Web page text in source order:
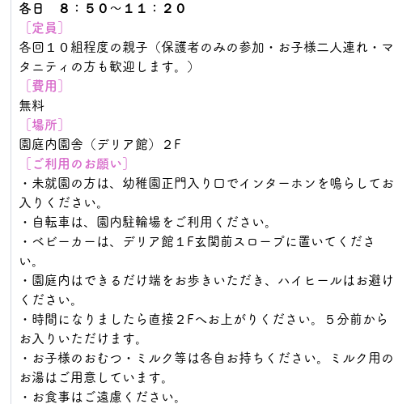
各日　８：５０〜１１：２０
［定員］
各回１０組程度の親子（保護者のみの参加・お子様二人連れ・マ
タニティの方も歓迎します。）
［費用］
無料
［場所］
園庭内園舎（デリア館）２F
［ご利用のお願い］
・未就園の方は、幼稚園正門入り口でインターホンを鳴らしてお
入りください。
・自転車は、園内駐輪場をご利用ください。
・ベビーカーは、デリア館１F玄関前スロープに置いてくださ
い。
・園庭内はできるだけ端をお歩きいただき、ハイヒールはお避け
ください。
・時間になりましたら直接２Fへお上がりください。５分前から
お入りいただけます。
・お子様のおむつ・ミルク等は各自お持ちください。ミルク用の
お湯はご用意しています。
・お食事はご遠慮ください。